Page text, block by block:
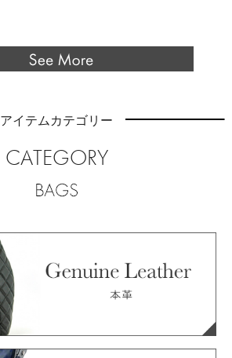
アイテムカテゴリー
CATEGORY